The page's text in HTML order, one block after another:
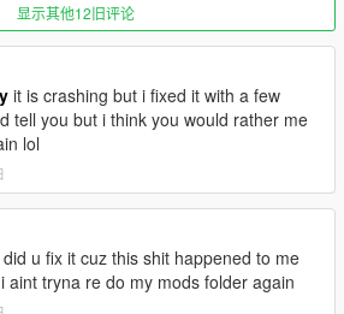
显示其他12旧评论
it is crashing but i fixed it with a few
tell you but i think you would rather me
lol
did u fix it cuz this shit happened to me
aint tryna re do my mods folder again